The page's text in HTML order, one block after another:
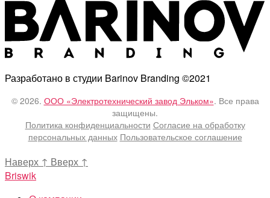
Разработано в студии Barinov Branding ©2021
© 2026. ООО «Электротехнический завод Эльком». Все права
защищены.
Политика конфиденциальности Согласие на обработку
персональных данных Пользовательское соглашение
Наверх ↑ Вверх ↑
Briswik